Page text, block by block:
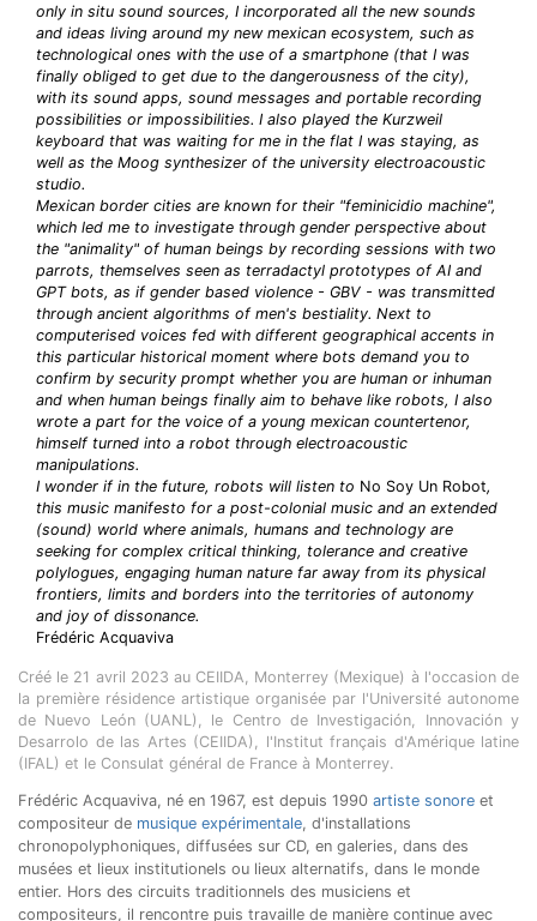
only in situ sound sources, I incorporated all the new sounds
and ideas living around my new mexican ecosystem, such as
technological ones with the use of a smartphone (that I was
finally obliged to get due to the dangerousness of the city),
with its sound apps, sound messages and portable recording
possibilities or impossibilities. I also played the Kurzweil
keyboard that was waiting for me in the flat I was staying, as
well as the Moog synthesizer of the university electroacoustic
studio.
Mexican border cities are known for their "feminicidio machine",
which led me to investigate through gender perspective about
the "animality" of human beings by recording sessions with two
parrots, themselves seen as terradactyl prototypes of AI and
GPT bots, as if gender based violence - GBV - was transmitted
through ancient algorithms of men's bestiality. Next to
computerised voices fed with different geographical accents in
this particular historical moment where bots demand you to
confirm by security prompt whether you are human or inhuman
and when human beings finally aim to behave like robots, I also
wrote a part for the voice of a young mexican countertenor,
himself turned into a robot through electroacoustic
manipulations.
I wonder if in the future, robots will listen to No Soy Un Robot,
this music manifesto for a post-colonial music and an extended
(sound) world where animals, humans and technology are
seeking for complex critical thinking, tolerance and creative
polylogues, engaging human nature far away from its physical
frontiers, limits and borders into the territories of autonomy
and joy of dissonance.
Frédéric Acquaviva
Créé le 21 avril 2023 au CEIIDA, Monterrey (Mexique) à l'occasion de
la première résidence artistique organisée par l'Université autonome
de Nuevo León (UANL), le Centro de Investigación, Innovación y
Desarrolo de las Artes (CEIIDA), l'Institut français d'Amérique latine
(IFAL) et le Consulat général de France à Monterrey.
Frédéric Acquaviva, né en 1967, est depuis 1990 artiste sonore et
compositeur de musique expérimentale, d'installations
chronopolyphoniques, diffusées sur CD, en galeries, dans des
musées et lieux institutionels ou lieux alternatifs, dans le monde
entier. Hors des circuits traditionnels des musiciens et
compositeurs, il rencontre puis travaille de manière continue avec